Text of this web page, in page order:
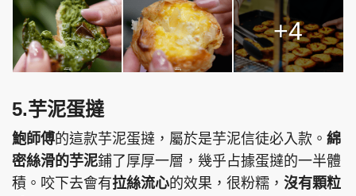
+4
5.芋泥蛋撻
鮑師傅的這款芋泥蛋撻，屬於是芋泥信徒必入款。 綿
密絲滑的芋泥鋪了厚厚一層，幾乎占據蛋撻的一半體
積。咬下去會有拉絲流心的效果，很粉糯， 沒有顆粒